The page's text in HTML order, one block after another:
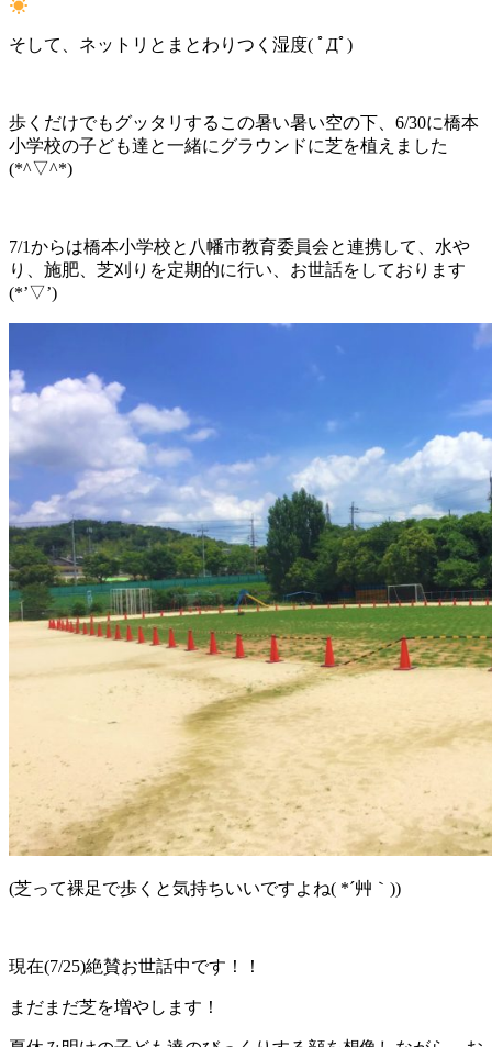
そして、ネットリとまとわりつく湿度( ﾟДﾟ)
歩くだけでもグッタリするこの暑い暑い空の下、6/30に橋本
小学校の子ども達と一緒にグラウンドに芝を植えました
(*^▽^*)
7/1からは橋本小学校と八幡市教育委員会と連携して、水や
り、施肥、芝刈りを定期的に行い、お世話をしております
(*’▽’)
(芝って裸足で歩くと気持ちいいですよね( *´艸｀))
現在(7/25)絶賛お世話中です！！
まだまだ芝を増やします！